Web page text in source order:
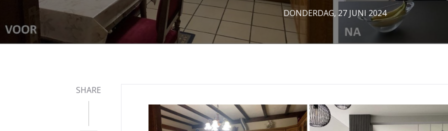
DONDERDAG, 27 JUNI 2024
SHARE